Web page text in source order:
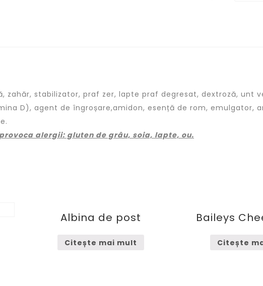
zahăr, stabilizator, praf zer, lapte praf degresat, dextroză,
D), agent de îngroșare,amidon, esență de rom, emulgator,
alergii: gluten de grâu, soia, lapte, ou.
Albina de post
Citește mai mult
Baileys
Citește